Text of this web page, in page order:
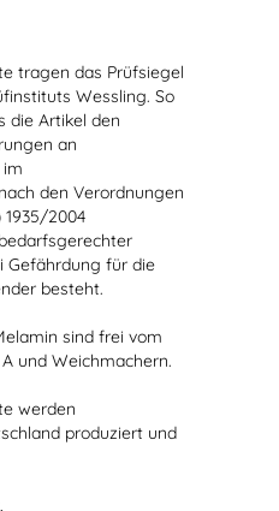
tragen das Prüfsiegel
Wessling. So
die Artikel den
an
den Verordnungen
1935/2004
Gefährdung für die
besteht.
sind frei vom
und Weichmachern.
werden
produziert und